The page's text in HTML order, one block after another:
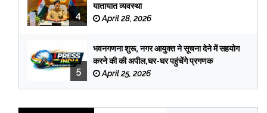
4
यातायात व्यवस्था
April 28, 2026
5
भवनगणना शुरू, नगर आयुक्त ने सूचना देने में सहयोग
करने की की अपील,घर-घर पहुंचेंगे प्रगणक
April 25, 2026